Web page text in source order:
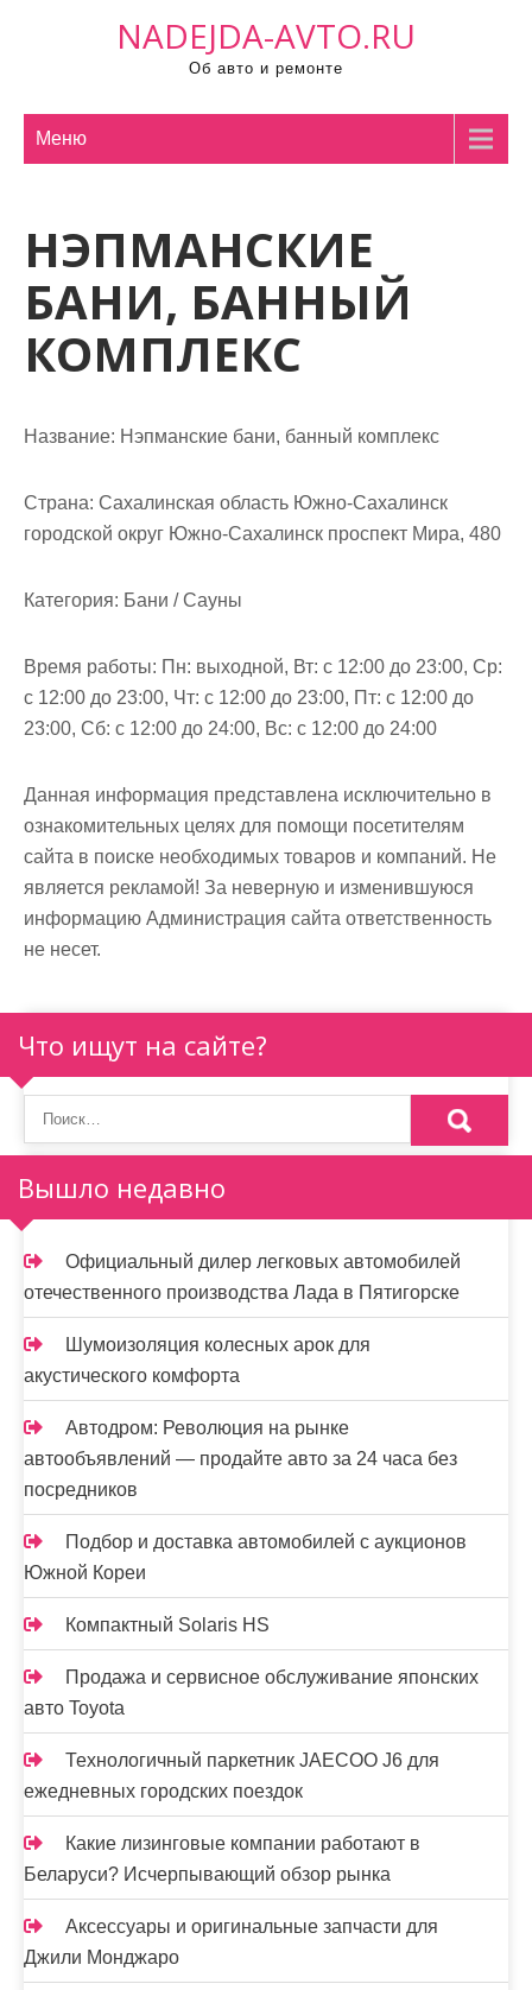
NADEJDA-AVTO.RU
Об авто и ремонте
Меню
НЭПМАНСКИЕ
БАНИ, БАННЫЙ
КОМПЛЕКС
Название: Нэпманские бани, банный комплекс
Страна: Сахалинская область Южно-Сахалинск
городской округ Южно-Сахалинск проспект Мира, 480
Категория: Бани / Сауны
Время работы: Пн: выходной, Вт: с 12:00 до 23:00, Ср:
с 12:00 до 23:00, Чт: с 12:00 до 23:00, Пт: с 12:00 до
23:00, Сб: с 12:00 до 24:00, Вс: с 12:00 до 24:00
Данная информация представлена исключительно в
ознакомительных целях для помощи посетителям
сайта в поиске необходимых товаров и компаний. Не
является рекламой! За неверную и изменившуюся
информацию Администрация сайта ответственность
не несет.
Что ищут на сайте?
Вышло недавно
Официальный дилер легковых автомобилей
отечественного производства Лада в Пятигорске
Шумоизоляция колесных арок для
акустического комфорта
Автодром: Революция на рынке
автообъявлений — продайте авто за 24 часа без
посредников
Подбор и доставка автомобилей с аукционов
Южной Кореи
Компактный Solaris HS
Продажа и сервисное обслуживание японских
авто Toyota
Технологичный паркетник JAECOO J6 для
ежедневных городских поездок
Какие лизинговые компании работают в
Беларуси? Исчерпывающий обзор рынка
Аксессуары и оригинальные запчасти для
Джили Монджаро